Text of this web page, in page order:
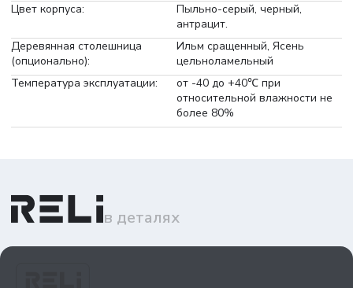
Цвет корпуса:
Пыльно-серый, черный,
антрацит.
Деревянная столешница
(опционально):
Ильм сращенный, Ясень
цельноламельный
Температура эксплуатации:
от -40 до +40℃ при
относительной влажности не
более 80%
в деталях